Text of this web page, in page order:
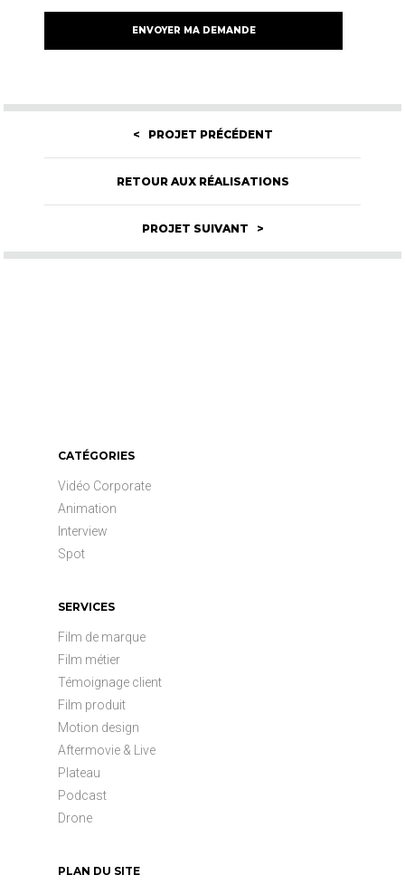
< PROJET PRÉCÉDENT
RETOUR AUX RÉALISATIONS
PROJET SUIVANT >
CATÉGORIES
Vidéo Corporate
Animation
Interview
Spot
SERVICES
Film de marque
Film métier
Témoignage client
Film produit
Motion design
Aftermovie & Live
Plateau
Podcast
Drone
PLAN DU SITE